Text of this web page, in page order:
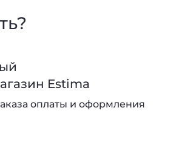
Estima
оплаты и оформления